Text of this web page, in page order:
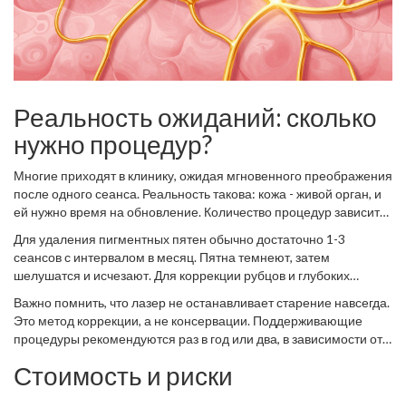
Реальность ожиданий: сколько
нужно процедур?
Многие приходят в клинику, ожидая мгновенного преображения
после одного сеанса. Реальность такова: кожа - живой орган, и
ей нужно время на обновление. Количество процедур зависит
Для удаления пигментных пятен обычно достаточно 1-3
сеансов с интервалом в месяц. Пятна темнеют, затем
шелушатся и исчезают. Для коррекции рубцов и глубоких
синтезируется медленно. Эффект накапливается: первые
результаты заметны через 2-3 месяца, окончательный - через
полгода.
Важно помнить, что лазер не останавливает старение навсегда.
Это метод коррекции, а не консервации. Поддерживающие
процедуры рекомендуются раз в год или два, в зависимости от
Стоимость и риски